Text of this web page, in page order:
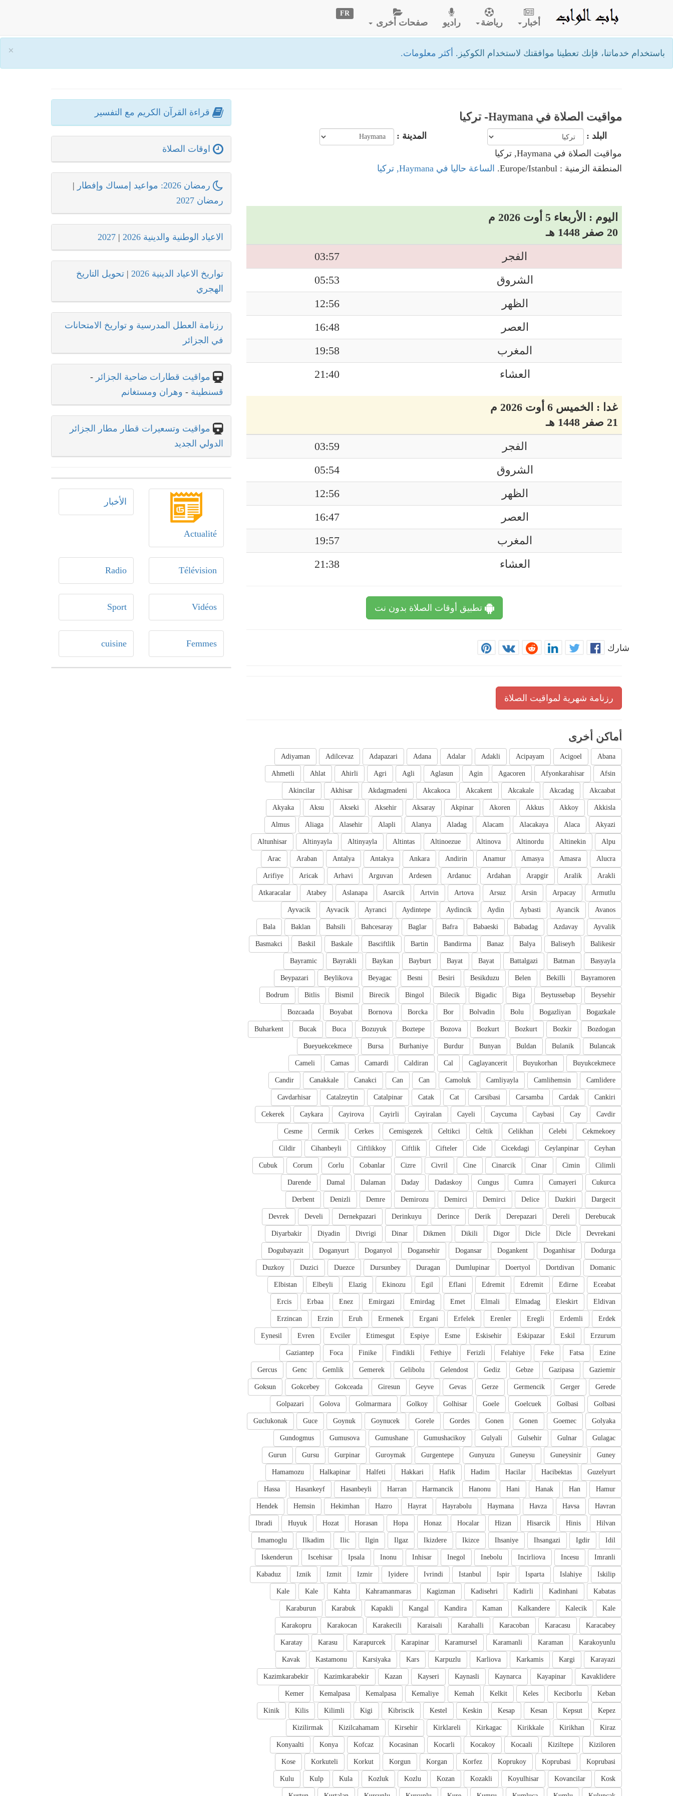
× باستخدام خدماتنا، فإنك تعطينا موافقتك لاستخدام الكوكيز. أكثر معلومات.
أخبار رياضة راديو صفحات أخرى
FR
مواقيت الصلاة في Haymana- تركيا
البلد :
المدينة :
مواقيت الصلاة في Haymana, تركيا
المنطقة الزمنية : Europe/Istanbul.
الساعة حاليا في Haymana, تركيا
اليوم : الأربعاء 5 أوت 2026 م
20 صفر 1448 هـ
الفجر
03:57
الشروق
05:53
الظهر
12:56
العصر
16:48
المغرب
19:58
العشاء
21:40
غدا : الخميس 6 أوت 2026 م
21 صفر 1448 هـ
الفجر
03:59
الشروق
05:54
الظهر
12:56
العصر
16:47
المغرب
19:57
العشاء
21:38
تطبيق أوقات الصلاة بدون نت
شارك
رزنامة شهرية لمواقيت الصلاة
أماكن أخرى
Abana
Acigoel
Acipayam
Adakli
Adalar
Adana
Adapazari
Adilcevaz
Adiyaman
Afsin
Afyonkarahisar
Agacoren
Agin
Aglasun
Agli
Agri
Ahirli
Ahlat
Ahmetli
Akcaabat
Akcadag
Akcakale
Akcakent
Akcakoca
Akdagmadeni
Akhisar
Akincilar
Akkisla
Akkoy
Akkus
Akoren
Akpinar
Aksaray
Aksehir
Akseki
Aksu
Akyaka
Akyazi
Alaca
Alacakaya
Alacam
Aladag
Alanya
Alapli
Alasehir
Aliaga
Almus
Alpu
Altinekin
Altinordu
Altinova
Altinoezue
Altintas
Altinyayla
Altinyayla
Altunhisar
Alucra
Amasra
Amasya
Anamur
Andirin
Ankara
Antakya
Antalya
Araban
Arac
Arakli
Aralik
Arapgir
Ardahan
Ardanuc
Ardesen
Arguvan
Arhavi
Aricak
Arifiye
Armutlu
Arpacay
Arsin
Arsuz
Artova
Artvin
Asarcik
Aslanapa
Atabey
Atkaracalar
Avanos
Ayancik
Aybasti
Aydin
Aydincik
Aydintepe
Ayranci
Ayvacik
Ayvacik
Ayvalik
Azdavay
Babadag
Babaeski
Bafra
Baglar
Bahcesaray
Bahsili
Baklan
Bala
Balikesir
Baliseyh
Balya
Banaz
Bandirma
Bartin
Basciftlik
Baskale
Baskil
Basmakci
Basyayla
Batman
Battalgazi
Bayat
Bayat
Bayburt
Baykan
Bayrakli
Bayramic
Bayramoren
Bekilli
Belen
Besikduzu
Besiri
Besni
Beyagac
Beylikova
Beypazari
Beysehir
Beytussebap
Biga
Bigadic
Bilecik
Bingol
Birecik
Bismil
Bitlis
Bodrum
Bogazkale
Bogazliyan
Bolu
Bolvadin
Bor
Borcka
Bornova
Boyabat
Bozcaada
Bozdogan
Bozkir
Bozkurt
Bozkurt
Bozova
Boztepe
Bozuyuk
Buca
Bucak
Buharkent
Bulancak
Bulanik
Buldan
Bunyan
Burdur
Burhaniye
Bursa
Bueyuekcekmece
Buyukcekmece
Buyukorhan
Caglayancerit
Cal
Caldiran
Camardi
Camas
Cameli
Camlidere
Camlihemsin
Camliyayla
Camoluk
Can
Can
Canakci
Canakkale
Candir
Cankiri
Cardak
Carsamba
Carsibasi
Cat
Catak
Catalpinar
Catalzeytin
Cavdarhisar
Cavdir
Cay
Caybasi
Caycuma
Cayeli
Cayiralan
Cayirli
Cayirova
Caykara
Cekerek
Cekmekoey
Celebi
Celikhan
Celtik
Celtikci
Cemisgezek
Cerkes
Cermik
Cesme
Ceyhan
Ceylanpinar
Cicekdagi
Cide
Cifteler
Ciftlik
Ciftlikkoy
Cihanbeyli
Cildir
Cilimli
Cimin
Cinar
Cinarcik
Cine
Civril
Cizre
Cobanlar
Corlu
Corum
Cubuk
Cukurca
Cumayeri
Cumra
Cungus
Dadaskoy
Daday
Dalaman
Damal
Darende
Dargecit
Dazkiri
Delice
Demirci
Demirci
Demirozu
Demre
Denizli
Derbent
Derebucak
Dereli
Derepazari
Derik
Derince
Derinkuyu
Dernekpazari
Develi
Devrek
Devrekani
Dicle
Dicle
Digor
Dikili
Dikmen
Dinar
Divrigi
Diyadin
Diyarbakir
Dodurga
Doganhisar
Dogankent
Dogansar
Dogansehir
Doganyol
Doganyurt
Dogubayazit
Domanic
Dortdivan
Doertyol
Dumlupinar
Duragan
Dursunbey
Duezce
Duzici
Duzkoy
Eceabat
Edirne
Edremit
Edremit
Eflani
Egil
Ekinozu
Elazig
Elbeyli
Elbistan
Eldivan
Eleskirt
Elmadag
Elmali
Emet
Emirdag
Emirgazi
Enez
Erbaa
Ercis
Erdek
Erdemli
Eregli
Erenler
Erfelek
Ergani
Ermenek
Eruh
Erzin
Erzincan
Erzurum
Eskil
Eskipazar
Eskisehir
Esme
Espiye
Etimesgut
Evciler
Evren
Eynesil
Ezine
Fatsa
Feke
Felahiye
Ferizli
Fethiye
Findikli
Finike
Foca
Gaziantep
Gaziemir
Gazipasa
Gebze
Gediz
Gelendost
Gelibolu
Gemerek
Gemlik
Genc
Gercus
Gerede
Gerger
Germencik
Gerze
Gevas
Geyve
Giresun
Gokceada
Gokcebey
Goksun
Golbasi
Golbasi
Goelcuek
Goele
Golhisar
Golkoy
Golmarmara
Golova
Golpazari
Golyaka
Goemec
Gonen
Gonen
Gordes
Gorele
Goynucek
Goynuk
Guce
Guclukonak
Gulagac
Gulnar
Gulsehir
Gulyali
Gumushacikoy
Gumushane
Gumusova
Gundogmus
Guney
Guneysinir
Guneysu
Gunyuzu
Gurgentepe
Guroymak
Gurpinar
Gursu
Gurun
Guzelyurt
Hacibektas
Hacilar
Hadim
Hafik
Hakkari
Halfeti
Halkapinar
Hamamozu
Hamur
Han
Hanak
Hani
Hanonu
Harmancik
Harran
Hasanbeyli
Hasankeyf
Hassa
Havran
Havsa
Havza
Haymana
Hayrabolu
Hayrat
Hazro
Hekimhan
Hemsin
Hendek
Hilvan
Hinis
Hisarcik
Hizan
Hocalar
Honaz
Hopa
Horasan
Hozat
Huyuk
Ibradi
Idil
Igdir
Ihsangazi
Ihsaniye
Ikizce
Ikizdere
Ilgaz
Ilgin
Ilic
Ilkadim
Imamoglu
Imranli
Incesu
Incirliova
Inebolu
Inegol
Inhisar
Inonu
Ipsala
Iscehisar
Iskenderun
Iskilip
Islahiye
Isparta
Ispir
Istanbul
Ivrindi
Iyidere
Izmir
Izmit
Iznik
Kabaduz
Kabatas
Kadinhani
Kadirli
Kadisehri
Kagizman
Kahramanmaras
Kahta
Kale
Kale
Kale
Kalecik
Kalkandere
Kaman
Kandira
Kangal
Kapakli
Karabuk
Karaburun
Karacabey
Karacasu
Karacoban
Karahalli
Karaisali
Karakecili
Karakocan
Karakopru
Karakoyunlu
Karaman
Karamanli
Karamursel
Karapinar
Karapurcek
Karasu
Karatay
Karayazi
Kargi
Karkamis
Karliova
Karpuzlu
Kars
Karsiyaka
Kastamonu
Kavak
Kavaklidere
Kayapinar
Kaynarca
Kaynasli
Kayseri
Kazan
Kazimkarabekir
Kazimkarabekir
Keban
Keciborlu
Keles
Kelkit
Kemah
Kemaliye
Kemalpasa
Kemalpasa
Kemer
Kepez
Kepsut
Kesan
Kesap
Keskin
Kestel
Kibriscik
Kigi
Kilimli
Kilis
Kinik
Kiraz
Kirikhan
Kirikkale
Kirkagac
Kirklareli
Kirsehir
Kizilcahamam
Kizilirmak
Kiziloren
Kiziltepe
Kocaali
Kocakoy
Kocarli
Kocasinan
Kofcaz
Konya
Konyaalti
Koprubasi
Koprubasi
Koprukoy
Korfez
Korgan
Korgun
Korkut
Korkuteli
Kose
Kosk
Kovancilar
Koyulhisar
Kozakli
Kozan
Kozlu
Kozluk
Kula
Kulp
Kulu
قراءة القرآن الكريم مع التفسير
اوقات الصلاة
رمضان 2026: مواعيد إمساك وإفطار
|
رمضان 2027
الاعياد الوطنية والدينية 2026 |
2027
تواريخ الاعياد الدينية 2026 | تحويل التاريخ
الهجري
رزنامة العطل المدرسية و تواريخ الامتحانات
في الجزائر
مواقيت قطارات ضاحية الجزائر -
قسنطينة - وهران ومستغانم
مواقيت وتسعيرات قطار مطار الجزائر
الدولي الجديد
Actualité
الأخبار
Télévision
Radio
Vidéos
Sport
Femmes
cuisine